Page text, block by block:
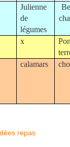
Julienne
de
légumes
x
calamars